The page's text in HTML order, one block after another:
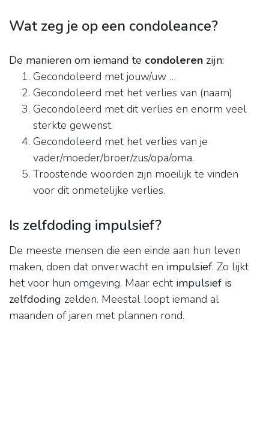
Wat zeg je op een condoleance?
De manieren om iemand te condoleren zijn:
Gecondoleerd met jouw/uw …
Gecondoleerd met het verlies van (naam)
Gecondoleerd met dit verlies en enorm veel
sterkte gewenst.
Gecondoleerd met het verlies van je
vader/moeder/broer/zus/opa/oma.
Troostende woorden zijn moeilijk te vinden
voor dit onmetelijke verlies.
Is zelfdoding impulsief?
De meeste mensen die een einde aan hun leven
maken, doen dat onverwacht en impulsief. Zo lijkt
het voor hun omgeving. Maar echt impulsief is
zelfdoding zelden. Meestal loopt iemand al
maanden of jaren met plannen rond.